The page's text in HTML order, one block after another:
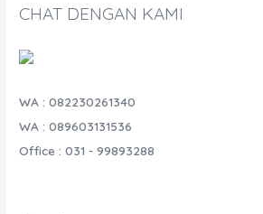
Sakit
Harmonik
Sistem
UPS
Rumah
CHAT DENGAN KAMI
WA : 082230261340
WA : 089603131536
Office : 031 - 99893288